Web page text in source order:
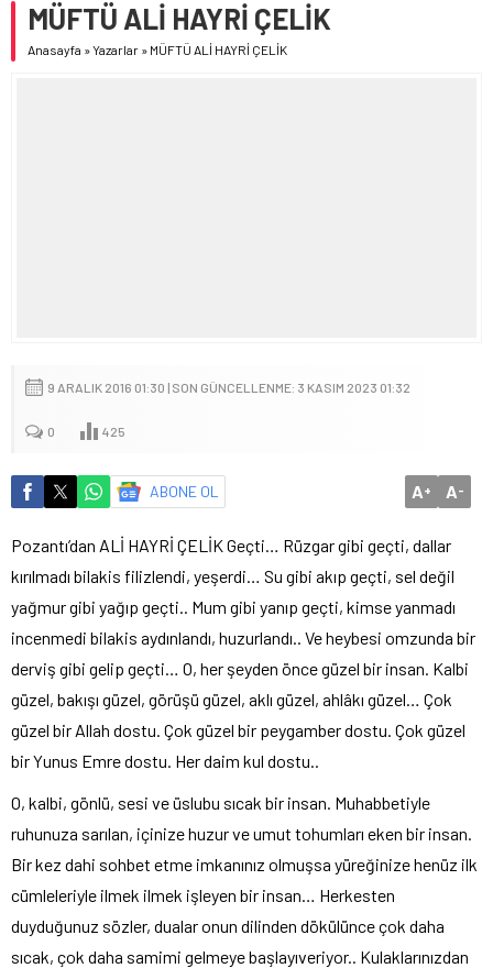
MÜFTÜ ALİ HAYRİ ÇELİK
Anasayfa »Yazarlar » MÜFTÜ ALİ HAYRİ ÇELİK
9 ARALIK 2016 01:30 | SON GÜNCELLENME: 3 KASIM 2023 01:32
0 425
ABONE OL A+ A-
Pozantı’dan ALİ HAYRİ ÇELİK Geçti… Rüzgar gibi geçti, dallar
kırılmadı bilakis filizlendi, yeşerdi… Su gibi akıp geçti, sel değil
yağmur gibi yağıp geçti.. Mum gibi yanıp geçti, kimse yanmadı
incenmedi bilakis aydınlandı, huzurlandı.. Ve heybesi omzunda bir
derviş gibi gelip geçti… O, her şeyden önce güzel bir insan. Kalbi
güzel, bakışı güzel, görüşü güzel, aklı güzel, ahlâkı güzel… Çok
güzel bir Allah dostu. Çok güzel bir peygamber dostu. Çok güzel
bir Yunus Emre dostu. Her daim kul dostu..
O, kalbi, gönlü, sesi ve üslubu sıcak bir insan. Muhabbetiyle
ruhunuza sarılan, içinize huzur ve umut tohumları eken bir insan.
Bir kez dahi sohbet etme imkanınız olmuşsa yüreğinize henüz ilk
cümleleriyle ilmek ilmek işleyen bir insan… Herkesten
duyduğunuz sözler, dualar onun dilinden dökülünce çok daha
sıcak, çok daha samimi gelmeye başlayıveriyor.. Kulaklarınızdan